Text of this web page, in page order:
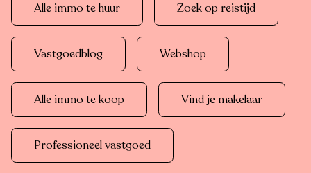
Alle immo te huur Zoek op reistijd
Vastgoedblog Webshop
Alle immo te koop Vind je makelaar
Professioneel vastgoed